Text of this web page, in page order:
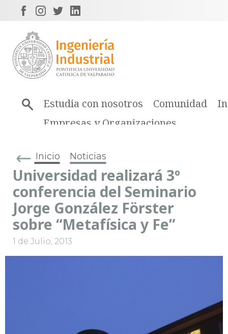
Estudia con nosotros Comunidad
Empresas y Organizaciones
Inicio Noticias
Universidad realizará 3º
conferencia del Seminario
Jorge González Förster
sobre “Metafísica y Fe”
1 de Julio, 2013